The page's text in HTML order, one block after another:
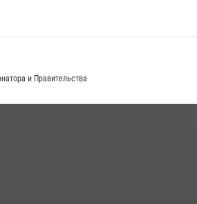
с годовщиной образования
и Правительства